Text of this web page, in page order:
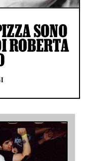
SONO
ROBERTA